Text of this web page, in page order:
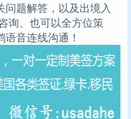
问题解答，以及出境入
询、也可以全方位策
音连线沟通！